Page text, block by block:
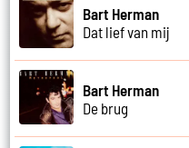
Bart Herman
Dat lief van mij
Bart Herman
De brug